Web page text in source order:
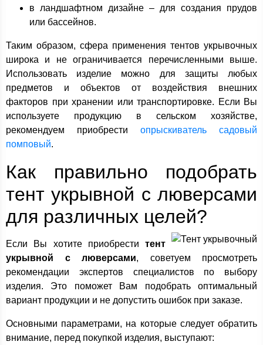
в ландшафтном дизайне – для создания прудов
или бассейнов.
Таким образом, сфера применения тентов укрывочных
широка и не ограничивается перечисленными выше.
Использовать изделие можно для защиты любых
предметов и объектов от воздействия внешних
факторов при хранении или транспортировке. Если Вы
используете продукцию в сельском хозяйстве,
рекомендуем приобрести опрыскиватель садовый
помповый.
Как правильно подобрать
тент укрывной с люверсами
для различных целей?
Если Вы хотите приобрести тент
укрывной с люверсами, советуем просмотреть
рекомендации экспертов специалистов по выбору
изделия. Это поможет Вам подобрать оптимальный
вариант продукции и не допустить ошибок при заказе.
Основными параметрами, на которые следует обратить
внимание, перед покупкой изделия, выступают: